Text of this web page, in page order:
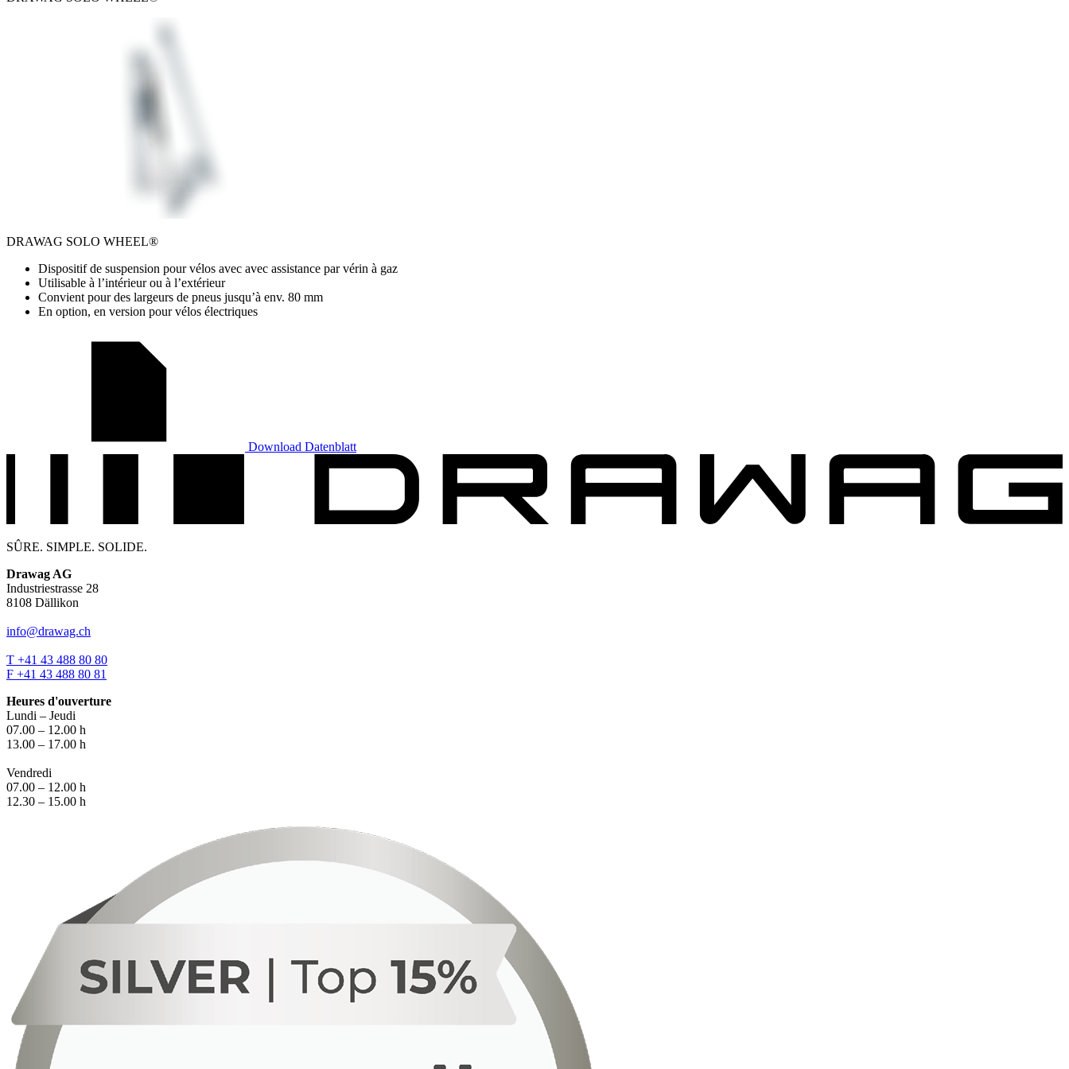
DRAWAG SOLO WHEEL®
Dispositif de suspension pour vélos avec avec assistance par vérin à gaz
Utilisable à l’intérieur ou à l’extérieur
Convient pour des largeurs de pneus jusqu’à env. 80 mm
En option, en version pour vélos électriques
Download Datenblatt
SÛRE. SIMPLE. SOLIDE.
Drawag AG
Industriestrasse 28
8108 Dällikon
info@drawag.ch
T +41 43 488 80 80
F +41 43 488 80 81
Heures d'ouverture
Lundi – Jeudi
07.00 – 12.00 h
13.00 – 17.00 h
Vendredi
07.00 – 12.00 h
12.30 – 15.00 h